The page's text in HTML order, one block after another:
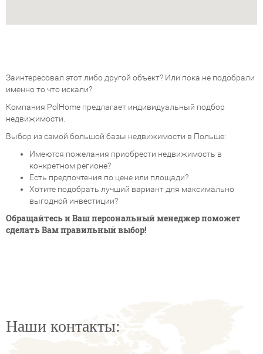
Заинтересовал этот либо другой объект? Или пока не подобрали
именно то что искали?
Компания PolHome предлагает индивидуальный подбор
недвижимости.
Выбор из самой большой базы недвижимости в Польше:
Имеются пожелания приобрести недвижимость в
конкретном регионе?
Есть предпочтения по цене или площади?
Хотите подобрать лучший вариант для максимально
выгодной инвестиции?
Обращайтесь и Ваш персональный менеджер поможет
сделать Вам правильный выбор!
Наши контакты: